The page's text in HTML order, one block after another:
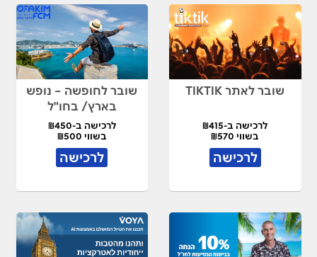
שובר לאתר TIKTIK
לרכישה ב-₪415
בשווי ₪570
לרכישה
שובר לחופשה – נופש
בארץ/ בחו"ל
לרכישה ב-₪450
בשווי ₪500
לרכישה